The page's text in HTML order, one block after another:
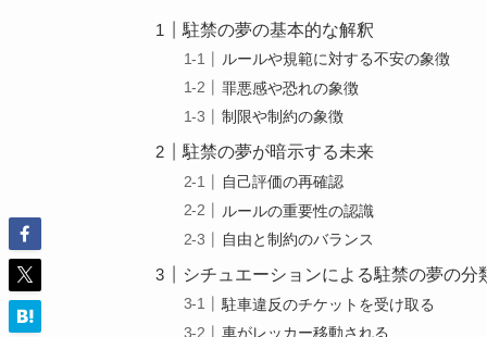
駐禁の夢の基本的な解釈
ルールや規範に対する不安の象徴
罪悪感や恐れの象徴
制限や制約の象徴
駐禁の夢が暗示する未来
自己評価の再確認
ルールの重要性の認識
自由と制約のバランス
シチュエーションによる駐禁の夢の分
駐車違反のチケットを受け取る
車がレッカー移動される